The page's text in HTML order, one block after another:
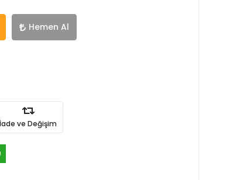
Hemen Al
İade ve Değişim